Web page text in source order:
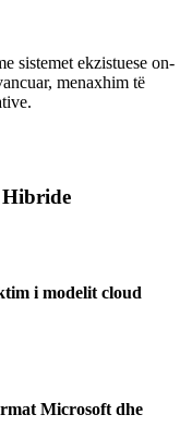
sistemet ekzistuese on-
menaxhim të
i modelit cloud
Microsoft dhe